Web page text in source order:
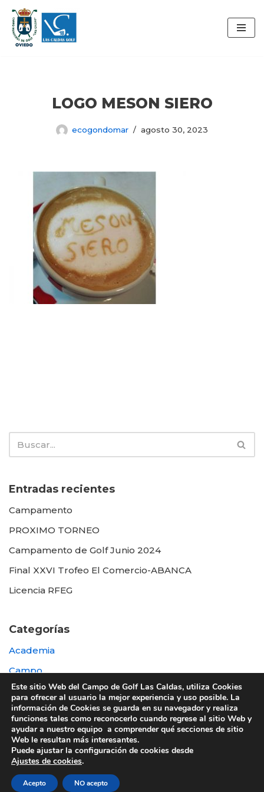
Saltar
al
LOGO MESON SIERO
ecogondomar agosto 30, 2023
Entradas recientes
Campamento
PROXIMO TORNEO
Campamento de Golf Junio 2024
Final XXVI Trofeo El Comercio-ABANCA
Licencia RFEG
Categorías
Academia
Campo
Destacada
Otras
© 2022 UTE GOLF LAS CALDAS -
Este sitio Web del Campo de Golf Las Caldas, utiliza Cookies
para ofrecer al usuario la mejor experiencia y uso posible. La
información de Cookies se guarda en su navegador y realiza
funciones tales como reconocerlo cuando regrese al sitio Web y
ayudar a nuestro equipo a comprender qué secciones de sitio
Web le resultan más interesantes.
Puede ajustar la configuración de cookies desde
Ajustes de cookies.
Acepto NO acepto